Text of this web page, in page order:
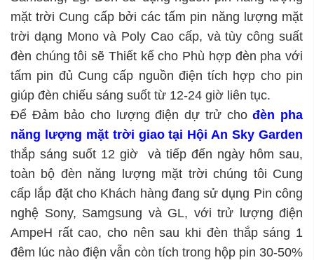
mặt trời Cung cấp bởi các tấm pin năng lượng mặt
trời dạng Mono và Poly Cao cấp, và tùy công suất
đèn chúng tôi sẽ Thiết kế cho Phù hợp đèn pha với
tấm pin đủ Cung cấp nguồn điện tích hợp cho pin
giúp đèn chiếu sáng suốt từ 12-24 giờ liên tục.
Để Đảm bảo cho lượng điện dự trử chođèn pha
năng lượng mặt trời giao tại Hội An Sky Garden
thắp sáng suốt 12 giờ và tiếp đến ngày hôm sau,
toàn bộ đèn năng lượng mặt trời chúng tôi Cung
cấp lắp đặt cho Khách hàng đang sử dụng Pin công
nghệ Sony, Samgsung và GL, với trử lượng điện
AmpeH rất cao, cho nên sau khi đèn thắp sáng 1
đêm lúc nào điện vẫn còn tích trong hộp pin 30-50%